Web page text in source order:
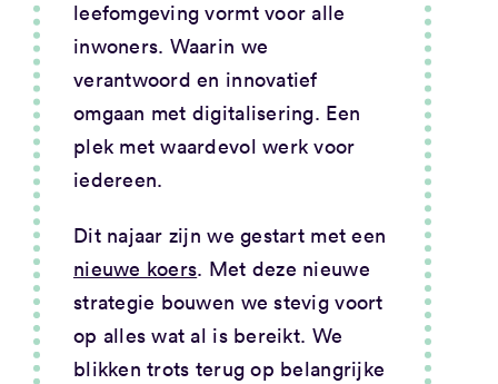
leefomgeving vormt voor alle
inwoners. Waarin we
verantwoord en innovatief
omgaan met digitalisering. Een
plek met waardevol werk voor
iedereen.
Dit najaar zijn we gestart met een
nieuwe koers. Met deze nieuwe
strategie bouwen we stevig voort
op alles wat al is bereikt. We
blikken trots terug op belangrijke